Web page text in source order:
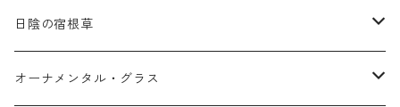
ア行
アガパンツス
カ行
日陰の宿根草
ア行
オーナメンタル・グラス